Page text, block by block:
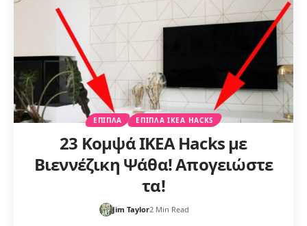
ΈΠΙΠΛΑ ΈΠΙΠΛΑ IKEA HACKS
23 Κομψά IKEA Hacks με
Βιεννέζικη Ψάθα! Απογειώστε
τα!
Jim Taylor2 Min Read